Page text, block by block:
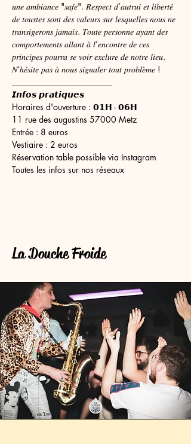
𝑢𝑛𝑒 𝑎𝑚𝑏𝑖𝑎𝑛𝑐𝑒 "𝑠𝑎𝑓𝑒". 𝑅𝑒𝑠𝑝𝑒𝑐𝑡 𝑑’𝑎𝑢𝑡𝑟𝑢𝑖 𝑒𝑡 𝑙𝑖𝑏𝑒𝑟𝑡𝑒́
𝑑𝑒 𝑡𝑜𝑢𝑠𝑡𝑒𝑠 𝑠𝑜𝑛𝑡 𝑑𝑒𝑠 𝑣𝑎𝑙𝑒𝑢𝑟𝑠 𝑠𝑢𝑟 𝑙𝑒𝑠𝑞𝑢𝑒𝑙𝑙𝑒𝑠 𝑛𝑜𝑢𝑠 𝑛𝑒
𝑡𝑟𝑎𝑛𝑠𝑖𝑔𝑒𝑟𝑜𝑛𝑠 𝑗𝑎𝑚𝑎𝑖𝑠. 𝑇𝑜𝑢𝑡𝑒 𝑝𝑒𝑟𝑠𝑜𝑛𝑛𝑒 𝑎𝑦𝑎𝑛𝑡 𝑑𝑒𝑠
𝑐𝑜𝑚𝑝𝑜𝑟𝑡𝑒𝑚𝑒𝑛𝑡𝑠 𝑎𝑙𝑙𝑎𝑛𝑡 𝑎̀ 𝑙’𝑒𝑛𝑐𝑜𝑛𝑡𝑟𝑒 𝑑𝑒 𝑐𝑒𝑠
𝑝𝑟𝑖𝑛𝑐𝑖𝑝𝑒𝑠 𝑝𝑜𝑢𝑟𝑟𝑎 𝑠𝑒 𝑣𝑜𝑖𝑟 𝑒𝑥𝑐𝑙𝑢𝑟𝑒 𝑑𝑒 𝑛𝑜𝑡𝑟𝑒 𝑙𝑖𝑒𝑢.
𝑁’ℎ𝑒́𝑠𝑖𝑡𝑒 𝑝𝑎𝑠 𝑎̀ 𝑛𝑜𝑢𝑠 𝑠𝑖𝑔𝑛𝑎𝑙𝑒𝑟 𝑡𝑜𝑢𝑡 𝑝𝑟𝑜𝑏𝑙𝑒̀𝑚𝑒 !
𝙄𝙣𝙛𝙤𝙨 𝙥𝙧𝙖𝙩𝙞𝙦𝙪𝙚𝙨
Horaires d'ouverture : 𝟬𝟭𝗛 - 𝟬𝟲𝗛
11 rue des augustins 57000 Metz
Entrée : 8 euros
Vestiaire : 2 euros
Réservation table possible via Instagram
Toutes les infos sur nos réseaux
La Douche Froide